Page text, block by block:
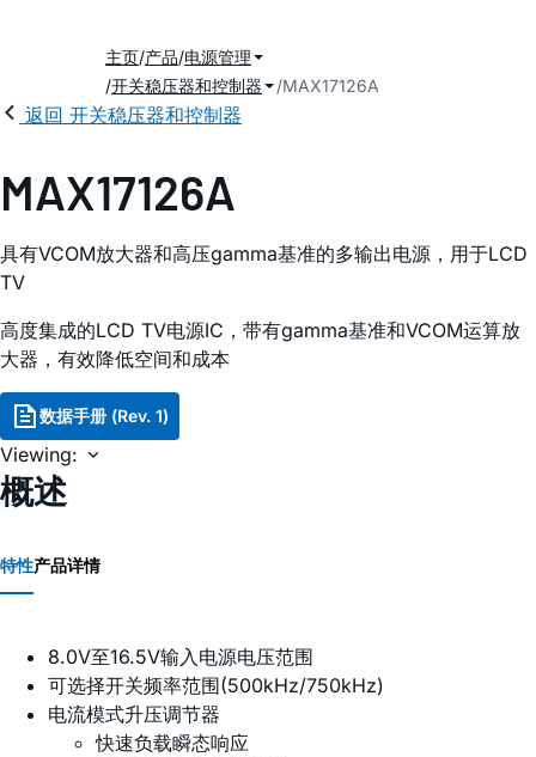
主页 产品 电源管理
开关稳压器和控制器
MAX17126A
返回 开关稳压器和控制器
MAX17126A
具有VCOM放大器和高压gamma基准的多输出电源，用于LCD
TV
高度集成的LCD TV电源IC，带有gamma基准和VCOM运算放
大器，有效降低空间和成本
数据手册 (Rev. 1)
Viewing:
概述
特性产品详情
8.0V至16.5V输入电源电压范围
可选择开关频率范围(500kHz/750kHz)
电流模式升压调节器
快速负载瞬态响应